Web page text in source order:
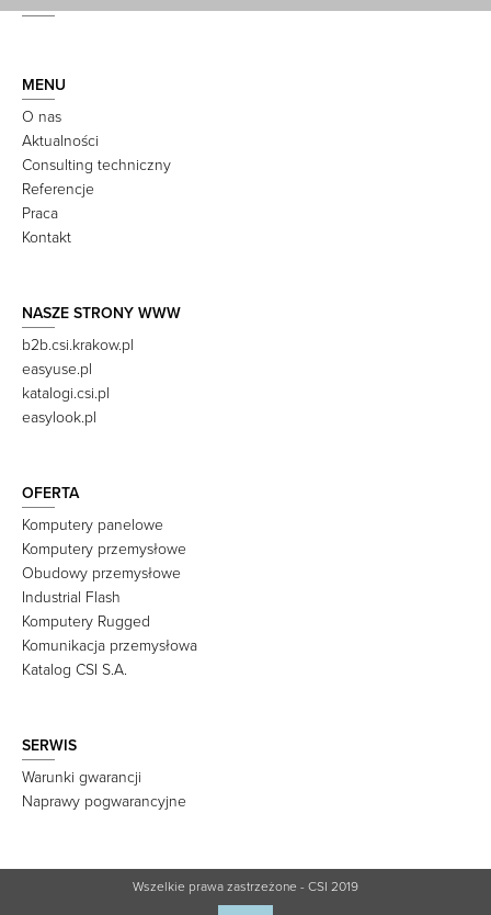
MENU
O nas
Aktualności
Consulting techniczny
Referencje
Praca
Kontakt
NASZE STRONY WWW
b2b.csi.krakow.pl
easyuse.pl
katalogi.csi.pl
easylook.pl
OFERTA
Komputery panelowe
Komputery przemysłowe
Obudowy przemysłowe
Industrial Flash
Komputery Rugged
Komunikacja przemysłowa
Katalog CSI S.A.
SERWIS
Warunki gwarancji
Naprawy pogwarancyjne
Wszelkie prawa zastrzeżone - CSI 2019